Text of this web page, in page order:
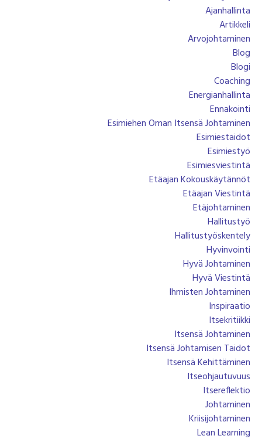
Ajanhallinta
Artikkeli
Arvojohtaminen
Blog
Blogi
Coaching
Energianhallinta
Ennakointi
Esimiehen Oman Itsensä Johtaminen
Esimiestaidot
Esimiestyö
Esimiesviestintä
Etäajan Kokouskäytännöt
Etäajan Viestintä
Etäjohtaminen
Hallitustyö
Hallitustyöskentely
Hyvinvointi
Hyvä Johtaminen
Hyvä Viestintä
Ihmisten Johtaminen
Inspiraatio
Itsekritiikki
Itsensä Johtaminen
Itsensä Johtamisen Taidot
Itsensä Kehittäminen
Itseohjautuvuus
Itsereflektio
Johtaminen
Kriisijohtaminen
Lean Learning